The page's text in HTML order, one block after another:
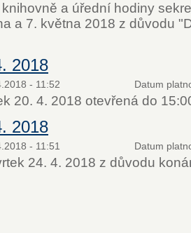
a úřední hodiny
a 7. května 2018 z důvodu
2018
- 11:52 Datum
20. 4. 2018 otevřená do
2018
- 11:51 Datum
24. 4. 2018 z důvodu